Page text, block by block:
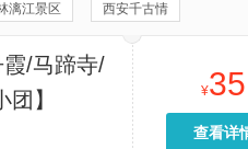
漓江景区 西安千古情
《驼铃传奇》秀
》演出 珠海渔女
富安桥
/马蹄寺/
】
¥35
查看详